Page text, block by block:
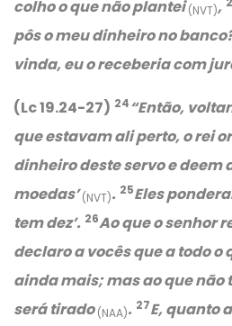
colho o que não plantei(NVT),
pôs o meu dinheiro no
vinda, eu o receberia com
(Lc 19.24-27) 24“Então,
que estavam ali perto, o rei
dinheiro deste servo e deem
moedas’(NVT). 25Eles
tem dez’. 26Ao que o senhor
declaro a vocês que a todo o
ainda mais; mas ao que não
será tirado(NAA). 27E, quanto